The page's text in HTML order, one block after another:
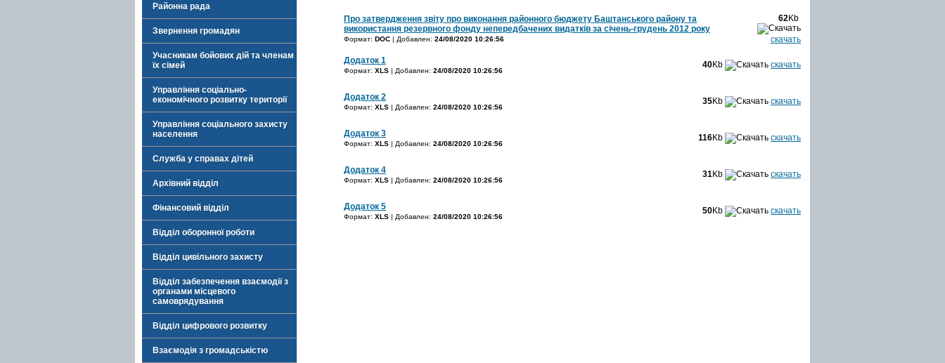
Районна рада
Звернення громадян
Учасникам бойових дій та членам
їх сімей
Управління соціально-
економічного розвитку території
Управління соціального захисту
населення
Служба у справах дітей
Архівний відділ
Фінансовий відділ
Відділ оборонної роботи
Відділ цивільного захисту
Відділ забезпечення взаємодії з
органами місцевого
самоврядування
Відділ цифрового розвитку
Взаємодія з громадськістю
Про затвердження звіту про виконання районного бюджету Баштанського району та
використання резервного фонду непередбачених видатків за січень-грудень 2012 року
Формат: DOC | Добавлен: 24/08/2020 10:26:56
62Kb
скачать
Додаток 1
Формат: XLS | Добавлен: 24/08/2020 10:26:56
40Kb скачать
Додаток 2
Формат: XLS | Добавлен: 24/08/2020 10:26:56
35Kb скачать
Додаток 3
Формат: XLS | Добавлен: 24/08/2020 10:26:56
116Kb скачать
Додаток 4
Формат: XLS | Добавлен: 24/08/2020 10:26:56
31Kb скачать
Додаток 5
Формат: XLS | Добавлен: 24/08/2020 10:26:56
50Kb скачать